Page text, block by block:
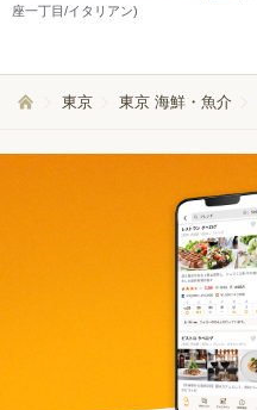
座一丁目/イタリアン)
東京 東京 海鮮・魚介